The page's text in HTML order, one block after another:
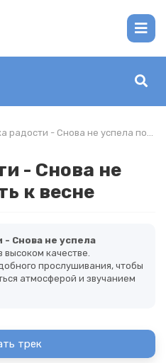
- Снова не успела похудеть к весне
- Снова не
к весне
- Снова не успела
высоком качестве.
прослушивания, чтобы
атмосферой и звучанием
трек